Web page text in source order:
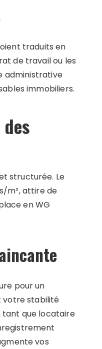
traduits en
de travail ou les
administrative
immobiliers.
structurée. Le
m², attire de
en WG
pour un
votre stabilité
tant que locataire
vos